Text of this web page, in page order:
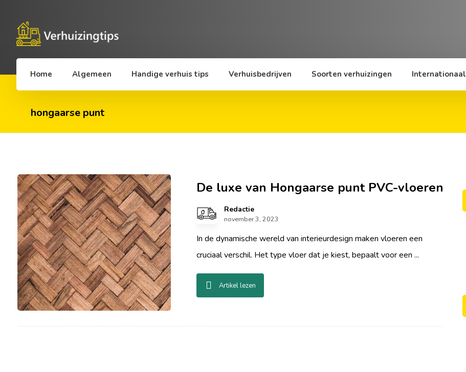
Home Algemeen Handige verhuis tips Verhuisbedrijven Soorten verhuizingen Internationaal
hongaarse punt
De luxe van Hongaarse punt PVC-vloeren
Redactie
november 3, 2023
In de dynamische wereld van interieurdesign maken vloeren een
cruciaal verschil. Het type vloer dat je kiest, bepaalt voor een ...
Artikel lezen